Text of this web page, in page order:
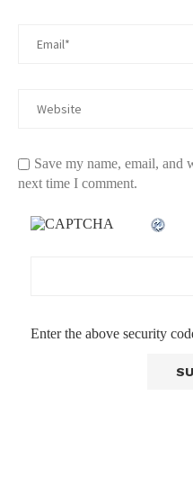
Save my name, email, and
next time I comment.
Enter the above security